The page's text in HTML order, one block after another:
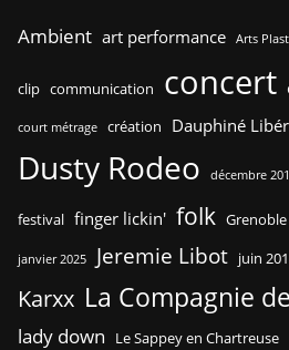
Ambient art performance Arts
clip communication concert
court métrage création Dauphiné
Dusty Rodeo décembre
festival finger lickin' folk Grenoble
janvier 2025 Jeremie Libot juin
Karxx La Compagnie
lady down Le Sappey en Chartreuse